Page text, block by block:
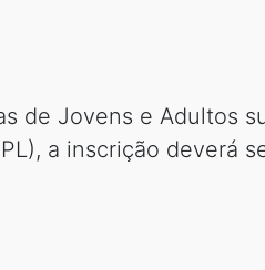
de Jovens e Adultos
a inscrição deverá